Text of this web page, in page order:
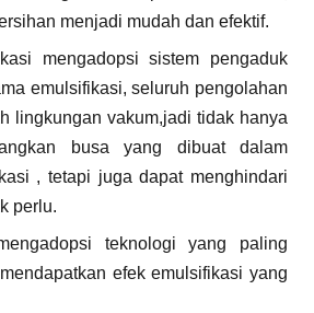
menjadi mudah dan efektif.
mengadopsi sistem pengaduk
emulsifikasi, seluruh pengolahan
lingkungan vakum,jadi tidak hanya
busa yang dibuat dalam
, tetapi juga dapat menghindari
perlu.
teknologi yang paling
efek emulsifikasi yang